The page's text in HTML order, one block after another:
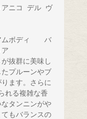
アニコ デル ヴ
ボディ　　バ
抜群に美味し
プルーンやブ
ます。さらに
れる複雑な香
タンニンがや
もバランスの